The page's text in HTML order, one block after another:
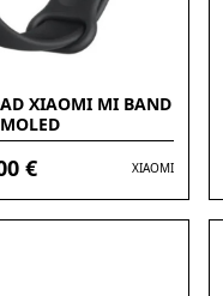
XIAOMI MI BAND
€ XIAOMI